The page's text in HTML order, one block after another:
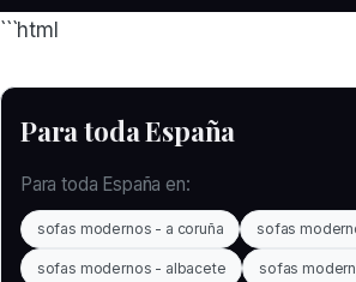
```html
Para toda España
Para toda España en:
sofas modernos - a coruña sofas
sofas modernos - albacete sofas